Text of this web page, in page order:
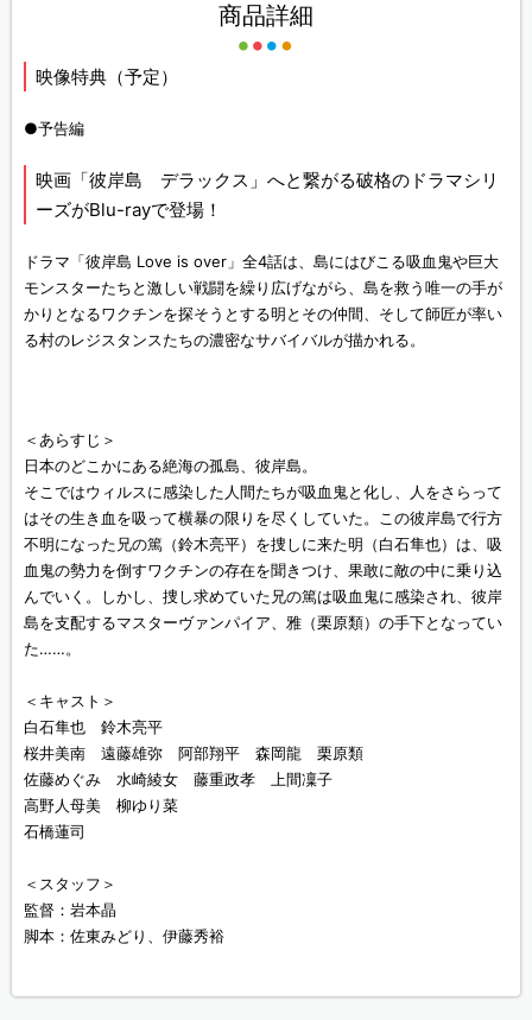
商品詳細
映像特典（予定）
●予告編
映画「彼岸島 デラックス」へと繋がる破格のドラマシリ
ーズがBlu-rayで登場！
ドラマ「彼岸島 Love is over」全4話は、島にはびこる吸血鬼や巨大
モンスターたちと激しい戦闘を繰り広げながら、島を救う唯一の手が
かりとなるワクチンを探そうとする明とその仲間、そして師匠が率い
る村のレジスタンスたちの濃密なサバイバルが描かれる。
＜あらすじ＞
日本のどこかにある絶海の孤島、彼岸島。
そこではウィルスに感染した人間たちが吸血鬼と化し、人をさらって
はその生き血を吸って横暴の限りを尽くしていた。この彼岸島で行方
不明になった兄の篤（鈴木亮平）を捜しに来た明（白石隼也）は、吸
血鬼の勢力を倒すワクチンの存在を聞きつけ、果敢に敵の中に乗り込
んでいく。しかし、捜し求めていた兄の篤は吸血鬼に感染され、彼岸
島を支配するマスターヴァンパイア、雅（栗原類）の手下となってい
た……。
＜キャスト＞
白石隼也 鈴木亮平
桜井美南 遠藤雄弥 阿部翔平 森岡龍 栗原類
佐藤めぐみ 水崎綾女 藤重政孝 上間凜子
高野人母美 柳ゆり菜
石橋蓮司
＜スタッフ＞
監督：岩本晶
脚本：佐東みどり、伊藤秀裕